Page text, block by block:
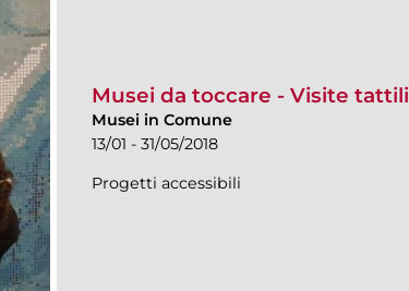
Musei da toccare - Visite tattili
Musei in Comune
13/01 - 31/05/2018
Progetti accessibili